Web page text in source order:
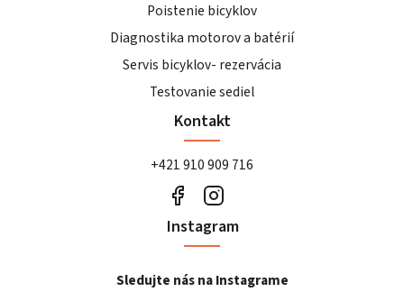
Poistenie bicyklov
Diagnostika motorov a batérií
Servis bicyklov- rezervácia
Testovanie sediel
Kontakt
+421 910 909 716
Instagram
Sledujte nás na Instagrame